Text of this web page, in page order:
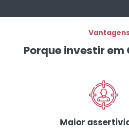
Porque investir em
Maior